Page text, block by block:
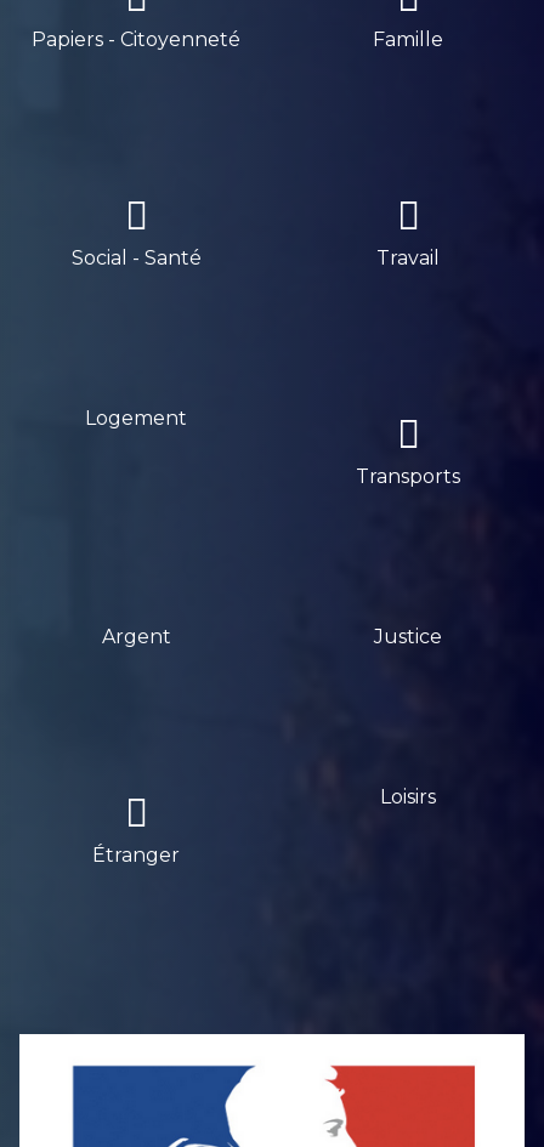
Papiers - Citoyenneté Famille
Social - Santé Travail
Logement
Transports
Argent Justice
Étranger
Loisirs